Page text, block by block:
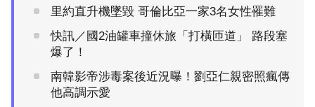
里約直升機墜毀 哥倫比亞一家3名女性罹難
快訊／國2油罐車撞休旅「打橫匝道」 路段塞
爆了！
南韓影帝涉毒案後近況曝！劉亞仁親密照瘋傳
他高調示愛